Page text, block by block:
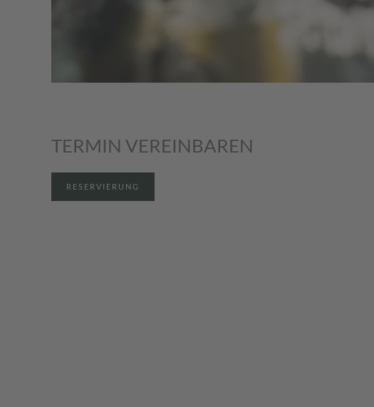
TERMIN VEREINBAREN
RESERVIERUNG